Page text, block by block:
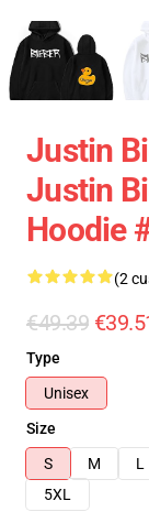
Justin
Justin
Hoodie
(2
€49.39
Type
Unisex
Size
S
M L
5XL